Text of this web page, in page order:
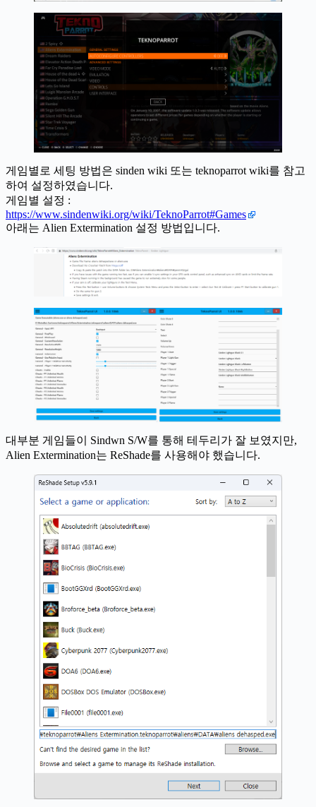
게임별로 세팅 방법은 sinden wiki 또는 teknoparrot wiki를 참고
하여 설정하였습니다.
게임별 설정 :
https://www.sindenwiki.org/wiki/TeknoParrot#Games
아래는 Alien Extermination 설정 방법입니다.
대부분 게임들이 Sindwn S/W를 통해 테두리가 잘 보였지만,
Alien Extermination는 ReShade를 사용해야 했습니다.